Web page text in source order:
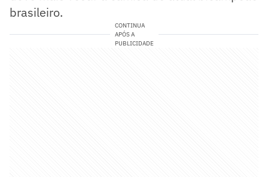
brasileiro.
CONTINUA
APÓS A
PUBLICIDADE